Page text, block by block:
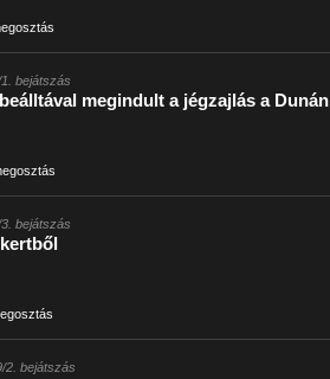
bejátszás
megindult a jégzajlás a Dunán
bejátszás
2. bejátszás